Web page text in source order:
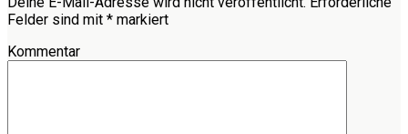
Felder sind mit * markiert
Kommentar